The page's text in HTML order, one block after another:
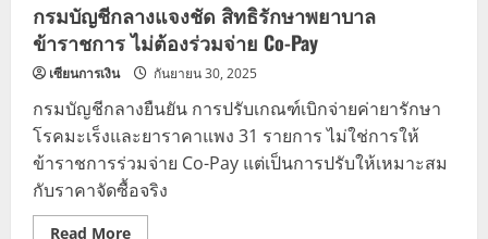
กรมบัญชีกลางแจงชัด สิทธิรักษาพยาบาล
ข้าราชการ ไม่ต้องร่วมจ่าย Co-Pay
เซียนการเงิน กันยายน 30, 2025
กรมบัญชีกลางยืนยัน การปรับเกณฑ์เบิกจ่ายค่ายารักษา
โรคมะเร็งและยาราคาแพง 31 รายการ ไม่ใช่การให้
ข้าราชการร่วมจ่าย Co-Pay แต่เป็นการปรับให้เหมาะสม
กับราคาจัดซื้อจริง
Read MoreRead